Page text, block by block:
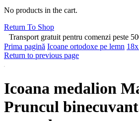
No products in the cart.
Return To Shop
Transport gratuit pentru comenzi peste
Prima pagină Icoane ortodoxe pe lemn
Return to previous page
Icoana medalion
Pruncul